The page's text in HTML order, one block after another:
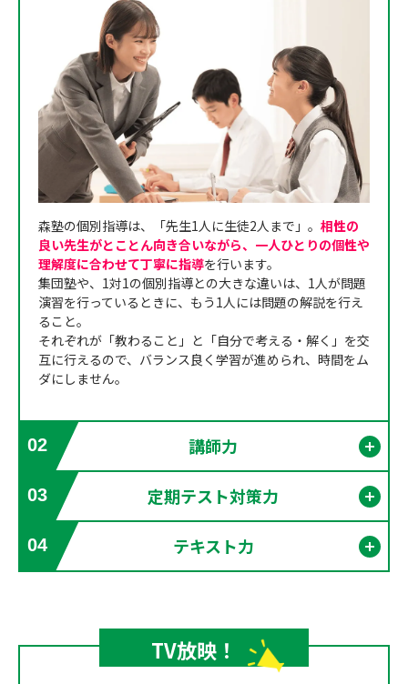
森塾の個別指導は、「先生1人に生徒2人まで」。 相性の
良い先生がとことん向き合いながら、一人ひとりの個性や
理解度に合わせて丁寧に指導を行います。
集団塾や、1対1の個別指導との大きな違いは、1人が問題
演習を行っているときに、もう1人には問題の解説を行え
ること。
それぞれが「教わること」と「自分で考える・解く」を交
互に行えるので、バランス良く学習が進められ、時間をム
ダにしません。
02 講師力
03 定期テスト対策力
04 テキスト力
TV放映！